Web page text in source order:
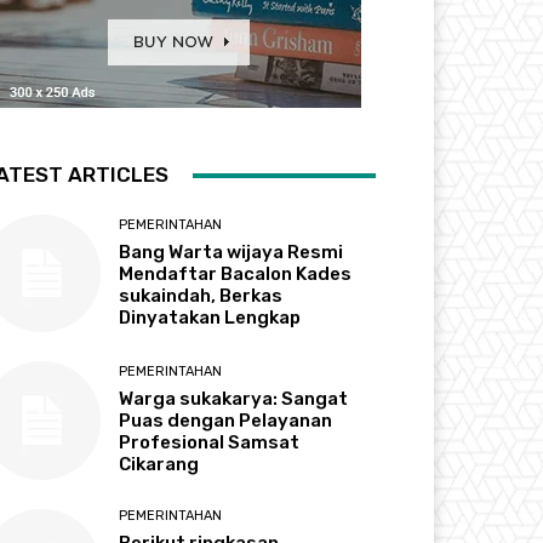
ARTICLES
PEMERINTAHAN
Bang Warta wijaya Resmi
Mendaftar Bacalon Kades
sukaindah, Berkas
Dinyatakan Lengkap
PEMERINTAHAN
Warga sukakarya: Sangat
Puas dengan Pelayanan
Profesional Samsat
Cikarang
PEMERINTAHAN